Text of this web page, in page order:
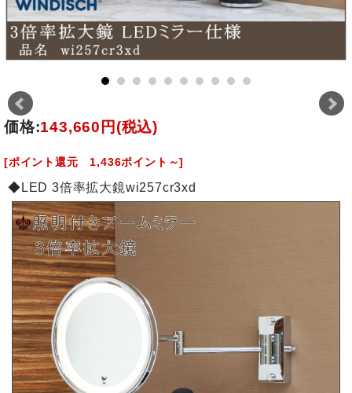
価格:143,660円 (税込)
[ポイント還元 1,436ポイント～]
◆LED 3倍率拡大鏡wi257cr3xd